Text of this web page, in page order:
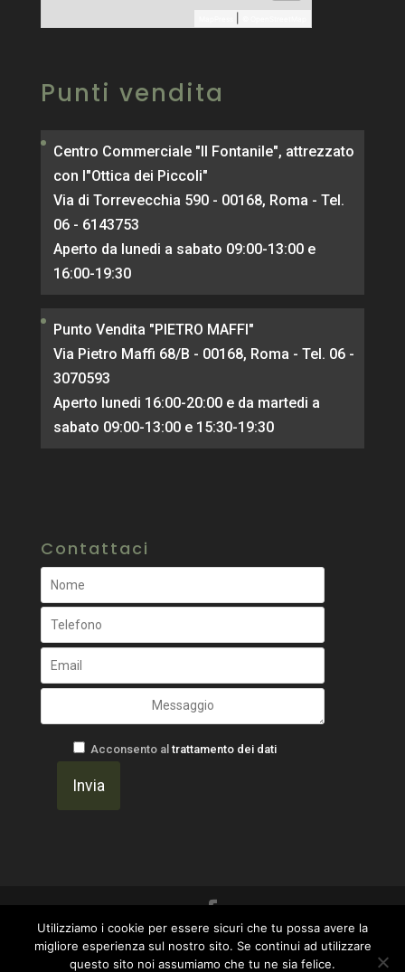
Punti vendita
Centro Commerciale "Il Fontanile", attrezzato
con l"Ottica dei Piccoli"
Via di Torrevecchia 590 - 00168, Roma - Tel.
06 - 6143753
Aperto da lunedi a sabato 09:00-13:00 e
16:00-19:30
Punto Vendita "PIETRO MAFFI"
Via Pietro Maffi 68/B - 00168, Roma - Tel. 06 -
3070593
Aperto lunedi 16:00-20:00 e da martedi a
sabato 09:00-13:00 e 15:30-19:30
Contattaci
Acconsento al trattamento dei dati
Un progetto di Gavilab Web Agency ~ I Marinai
del Web|Privacy Policy-OtticaFava -
Utilizziamo i cookie per essere sicuri che tu possa avere la
migliore esperienza sul nostro sito. Se continui ad utilizzare
questo sito noi assumiamo che tu ne sia felice.